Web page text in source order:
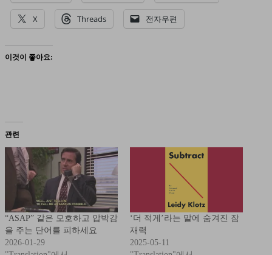
X Threads 전자우편
이것이 좋아요:
관련
“ASAP” 같은 모호하고 압박감
을 주는 단어를 피하세요
2026-01-29
‘더 적게’라는 말에 숨겨진 잠
재력
2025-05-11